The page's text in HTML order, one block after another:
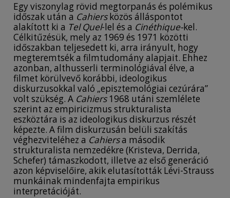
Egy viszonylag rövid megtorpanás és polémikus
időszak után a Cahiersközös álláspontot
alakított ki a Tel Quel-lel és a Cinéthique-kel.
Célkitűzésük, mely az 1969 és 1971 közötti
időszakban teljesedett ki, arra irányult, hogy
megteremtsék a filmtudomány alapjait. Ehhez
azonban, althusserli terminológiával élve, a
filmet körülvevő korábbi, ideologikus
diskurzusokkal való „episztemológiai cezúrára”
volt szükség. A Cahiers1968 utáni szemlélete
szerint az empiricizmus strukturalista
eszköztára is az ideologikus diskurzus részét
képezte. A film diskurzusán belüli szakítás
véghezviteléhez a Cahiersa második
strukturalista nemzedékre (Kristeva, Derrida,
Schefer) támaszkodott, illetve az első generáció
azon képviselőire, akik elutasították Lévi-Strauss
munkáinak mindenfajta empirikus
interpretációját.